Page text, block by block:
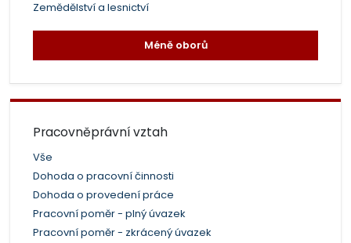
Zemědělství a lesnictví
Méně oborů
Pracovněprávní vztah
Vše
Dohoda o pracovní činnosti
Dohoda o provedení práce
Pracovní poměr - plný úvazek
Pracovní poměr - zkrácený úvazek